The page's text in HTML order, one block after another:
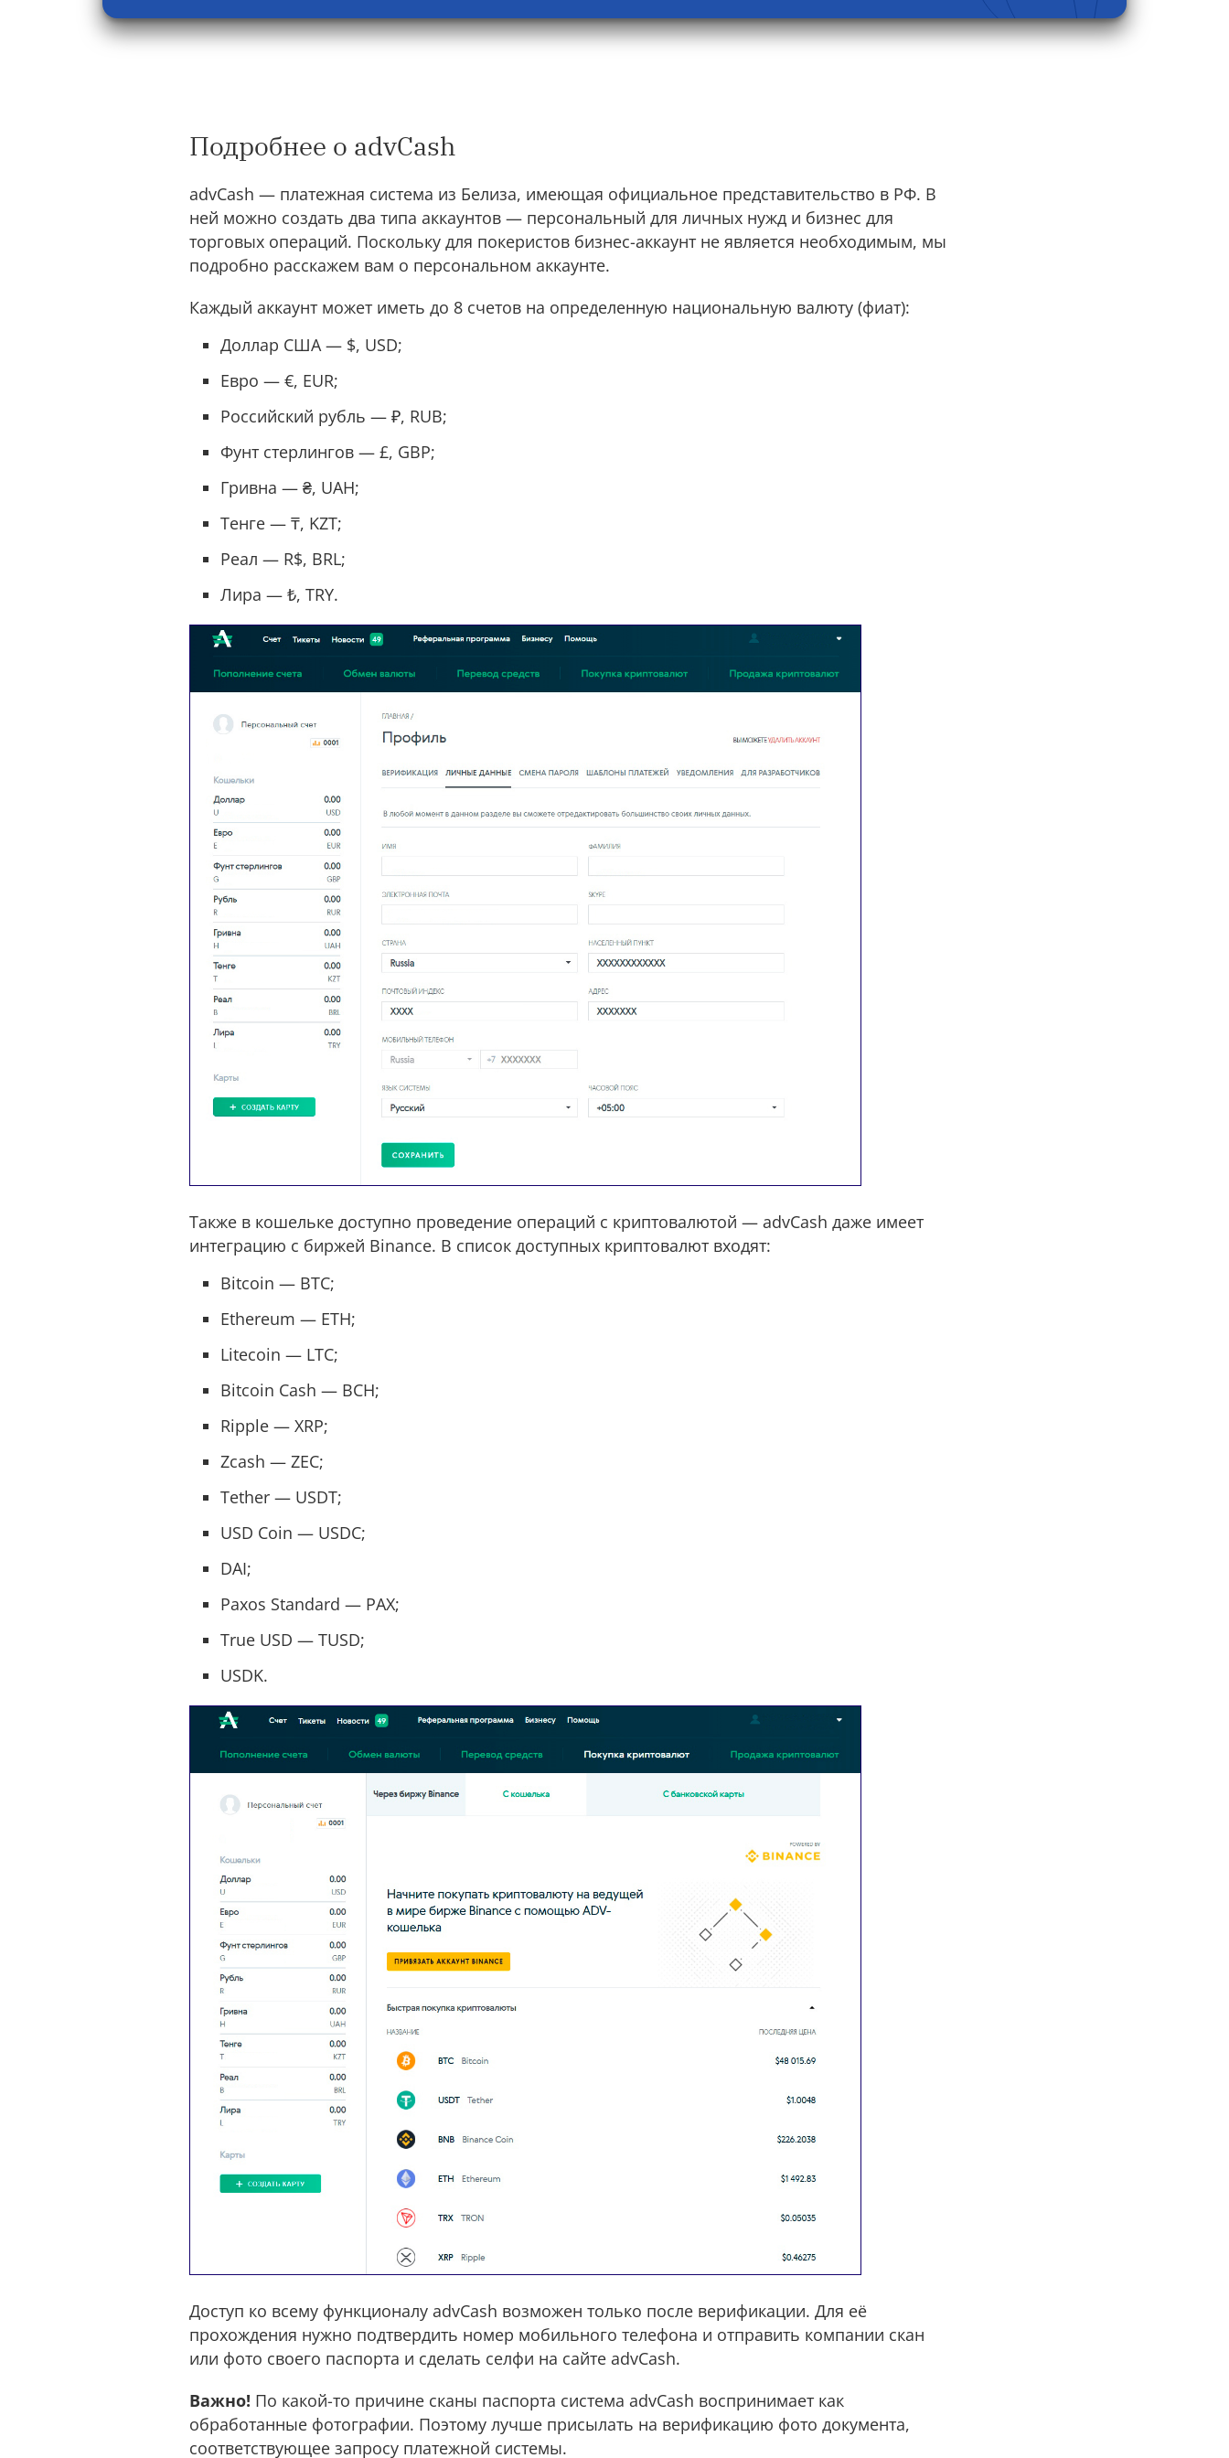
Подробнее о advCash
advCash — платежная система из Белиза, имеющая официальное представительство в РФ. В
ней можно создать два типа аккаунтов — персональный для личных нужд и бизнес для
торговых операций. Поскольку для покеристов бизнес-аккаунт не является необходимым, мы
подробно расскажем вам о персональном аккаунте.
Каждый аккаунт может иметь до 8 счетов на определенную национальную валюту (фиат):
Доллар США — $, USD;
Евро — €, EUR;
Российский рубль — ₽, RUB;
Фунт стерлингов — £, GBP;
Гривна — ₴, UAH;
Тенге — ₸, KZT;
Реал — R$, BRL;
Лира — ₺, TRY.
Также в кошельке доступно проведение операций с криптовалютой — advCash даже имеет
интеграцию с биржей Binance. В список доступных криптовалют входят:
Bitcoin — BTC;
Ethereum — ETH;
Litecoin — LTC;
Bitcoin Cash — BCH;
Ripple — XRP;
Zcash — ZEC;
Tether — USDT;
USD Coin — USDC;
DAI;
Paxos Standard — PAX;
True USD — TUSD;
USDK.
Доступ ко всему функционалу advCash возможен только после верификации. Для её
прохождения нужно подтвердить номер мобильного телефона и отправить компании скан
или фото своего паспорта и сделать селфи на сайте advCash.
Важно! По какой-то причине сканы паспорта система advCash воспринимает как
обработанные фотографии. Поэтому лучше присылать на верификацию фото документа,
соответствующее запросу платежной системы.